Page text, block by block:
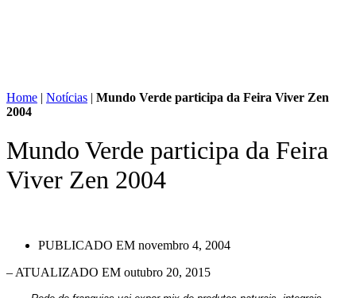
Home | Notícias | Mundo Verde participa da Feira Viver Zen
2004
Mundo Verde participa da Feira
Viver Zen 2004
PUBLICADO EM novembro 4, 2004
– ATUALIZADO EM outubro 20, 2015